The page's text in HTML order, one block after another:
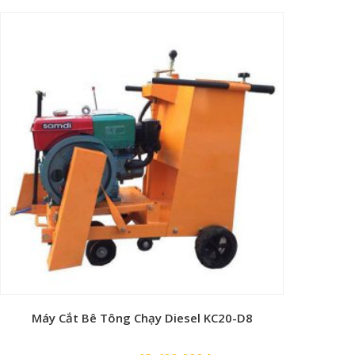
Máy Cắt Bê Tông Chạy Diesel KC20-D8